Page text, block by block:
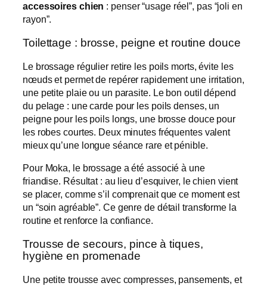
accessoires chien : penser “usage réel”, pas “joli en
rayon”.
Toilettage : brosse, peigne et routine douce
Le brossage régulier retire les poils morts, évite les
nœuds et permet de repérer rapidement une irritation,
une petite plaie ou un parasite. Le bon outil dépend
du pelage : une carde pour les poils denses, un
peigne pour les poils longs, une brosse douce pour
les robes courtes. Deux minutes fréquentes valent
mieux qu’une longue séance rare et pénible.
Pour Moka, le brossage a été associé à une
friandise. Résultat : au lieu d’esquiver, le chien vient
se placer, comme s’il comprenait que ce moment est
un “soin agréable”. Ce genre de détail transforme la
routine et renforce la confiance.
Trousse de secours, pince à tiques,
hygiène en promenade
Une petite trousse avec compresses, pansements, et